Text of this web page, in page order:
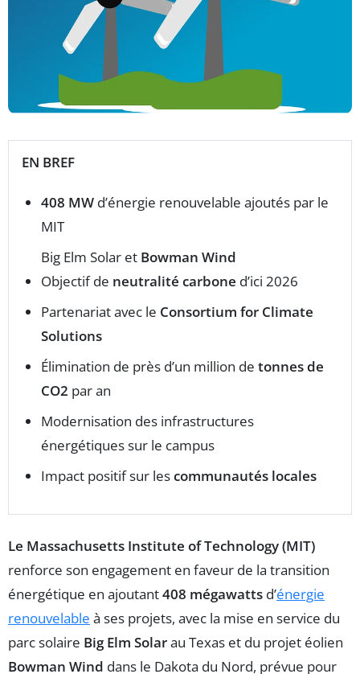
EN BREF
408 MW d’énergie renouvelable ajoutés par le
MIT
Big Elm Solar et Bowman Wind
Objectif de neutralité carbone d’ici 2026
Partenariat avec le Consortium for Climate
Solutions
Élimination de près d’un million de tonnes de
CO2 par an
Modernisation des infrastructures
énergétiques sur le campus
Impact positif sur lescommunautés locales
Le Massachusetts Institute of Technology (MIT)
renforce son engagement en faveur de la transition
énergétique en ajoutant408 mégawatts d’énergie
renouvelable à ses projets, avec la mise en service du
parc solaire Big Elm Solarau Texas et du projet éolien
Bowman Wind dans le Dakota du Nord, prévue pour